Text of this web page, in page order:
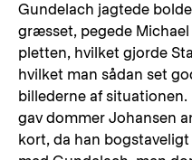
Gundelach jagtede
græsset, pegede
pletten, hvilket gjorde
hvilket man sådan set
billederne af
gav dommer Johansen
kort, da han